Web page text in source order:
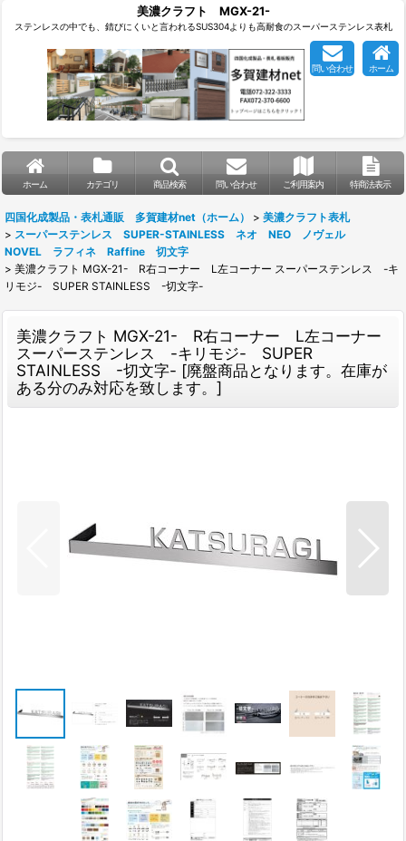
美濃クラフト MGX-21-
ステンレスの中でも、錆びにくいと言われるSUS304よりも高耐食のスーパーステンレス表札
問い合わせ ホーム
ホーム カテゴリ 商品検索 問い合わせ ご利用案内 特商法表示
四国化成製品・表札通販 多賀建材net（ホーム） > 美濃クラフト表札
> スーパーステンレス SUPER-STAINLESS ネオ NEO ノヴェル
NOVEL ラフィネ Raffine 切文字
> 美濃クラフト MGX-21- R右コーナー L左コーナー スーパーステンレス -キ
リモジ- SUPER STAINLESS -切文字-
美濃クラフト MGX-21- R右コーナー L左コーナー
スーパーステンレス -キリモジ- SUPER
STAINLESS -切文字- [廃盤商品となります。在庫が
ある分のみ対応を致します。 ]